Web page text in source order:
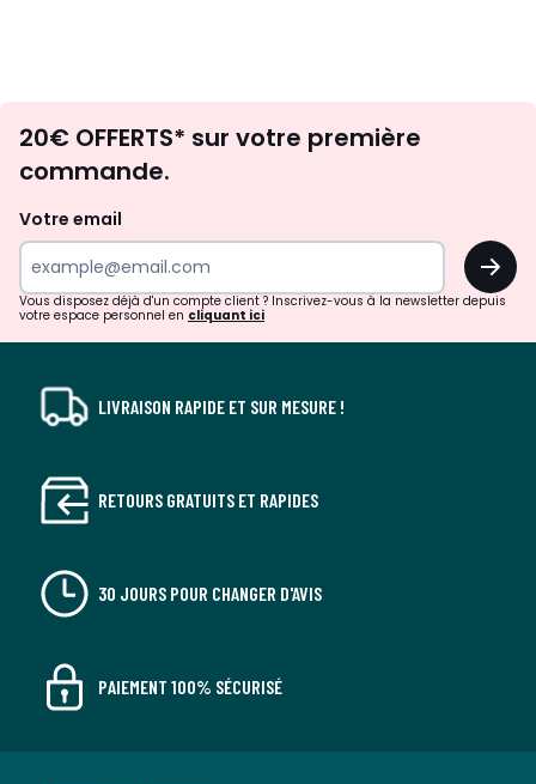
d'inspirations
surprises?
20€ OFFERTS* sur votre première
commande.
Votre email
OK
Vous disposez déjà d'un compte client ? Inscrivez-vous à la newsletter depuis
votre espace personnel en cliquant ici
LIVRAISON RAPIDE ET SUR MESURE !
RETOURS GRATUITS ET RAPIDES
30 JOURS POUR CHANGER D'AVIS
PAIEMENT 100% SÉCURISÉ